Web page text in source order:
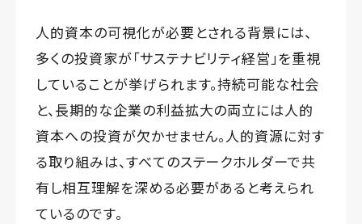
人的資本の可視化が必要とされる背景には、
多くの投資家が「サステナビリティ経営」を重視
していることが挙げられます。持続可能な社会
と、長期的な企業の利益拡大の両立には人的
資本への投資が欠かせません。人的資源に対す
る取り組みは、すべてのステークホルダーで共
有し相互理解を深める必要があると考えられ
ているのです。